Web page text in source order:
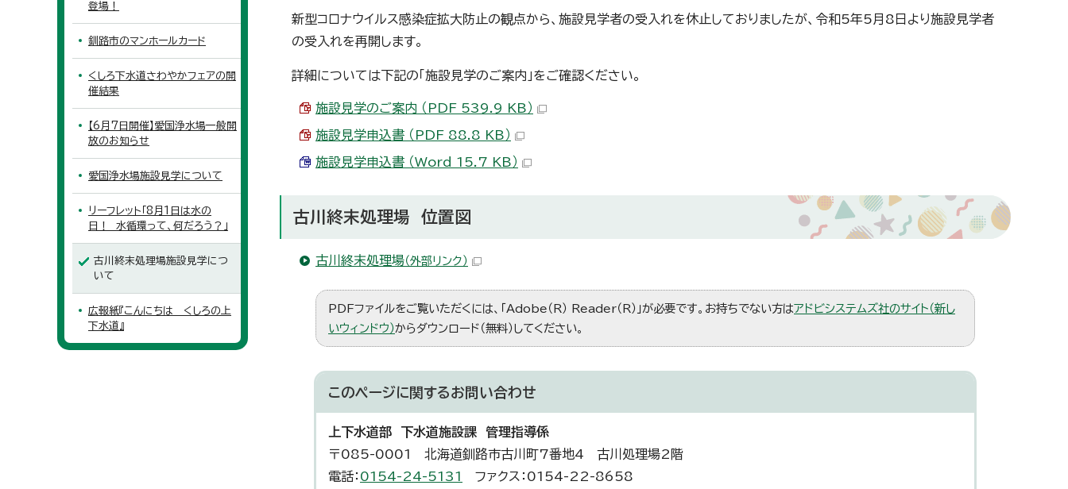
新型コロナウイルス感染症拡大防止の観点から、施設見学者の受入れを休止しておりましたが、令和5年5月8日より施設見学者
の受入れを再開します。
詳細については下記の「施設見学のご案内」をご確認ください。
施設見学のご案内 （PDF 539.9 KB）
施設見学申込書 （PDF 88.8 KB）
施設見学申込書 （Word 15.7 KB）
古川終末処理場 位置図
古川終末処理場（外部リンク）
PDFファイルをご覧いただくには、「Adobe（R） Reader（R）」が必要です。お持ちでない方はアドビシステムズ社のサイト（新し
いウィンドウ）からダウンロード（無料）してください。
このページに関するお問い合わせ
上下水道部 下水道施設課 管理指導係
〒085-0001 北海道釧路市古川町7番地4 古川処理場2階
電話： 0154-24-5131
ファクス：0154-22-8658
登場！
釧路市のマンホールカード
くしろ下水道さわやかフェアの開
催結果
【6月7日開催】愛国浄水場一般開
放のお知らせ
愛国浄水場施設見学について
リーフレット「8月1日は水の
日！ 水循環って、何だろう？」
古川終末処理場施設見学につ
いて
広報紙『こんにちは くしろの上
下水道』